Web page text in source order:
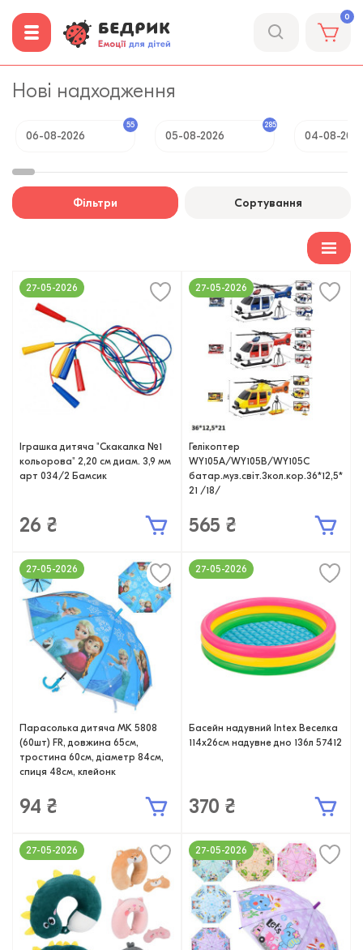
0
Нові надходження
06-08-2026
55
05-08-2026
285
04-08-
Фільтри Сортування
Іграшка дитяча "Скакалка №1
кольорова" 2,20 см диам. 3,9 мм
арт 034/2 Бамсик
26 ₴
27-05-2026
Гелікоптер
WY105A/WY105B/WY105C
батар.муз.світ.3кол.кор.36*12,5*
21 /18/
565 ₴
27-05-2026
Парасолька дитяча MK 5808
(60шт) FR, довжина 65см,
тростина 60см, діаметр 84см,
спиця 48см, клейонк
94 ₴
27-05-2026
Басейн надувний Intex Веселка
114x26см надувне дно 136л 57412
370 ₴
27-05-2026
27-05-2026 27-05-2026